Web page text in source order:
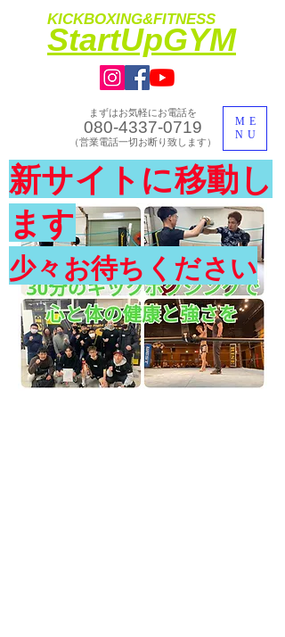
KICKBOXING&FITNESS
​StartUpGYM
ME
NU
まずはお気軽にお電話を
080-4337-0719
​（営業電話一切お断り致します）
​体験入会実施中
新サイトに移動し
ます
少々お待ちください